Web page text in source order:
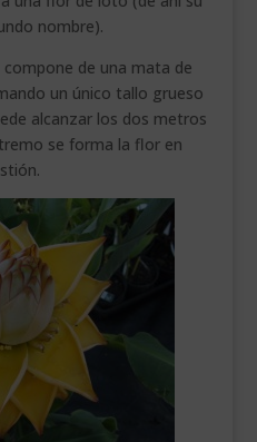
nombre).
compone de una mata de
un único tallo grueso
alcanzar los dos metros
se forma la flor en